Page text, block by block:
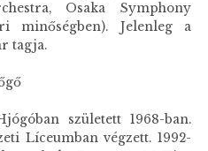
Osaka Symphony
minőségben). Jelenleg a
tagja.
született 1968-ban.
Líceumban végzett. 1992-